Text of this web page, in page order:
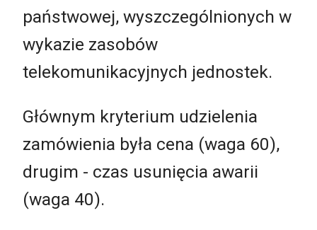
państwowej, wyszczególnionych w
wykazie zasobów
telekomunikacyjnych jednostek.
Głównym kryterium udzielenia
zamówienia była cena (waga 60),
drugim - czas usunięcia awarii
(waga 40).